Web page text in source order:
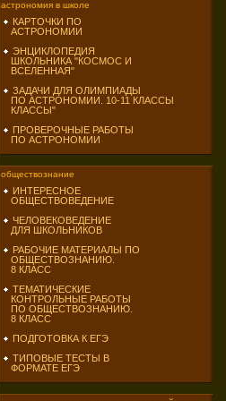
астрономия в школе
КАРТОЧКИ ПО
АСТРОНОМИИ
ЭНЦИКЛОПЕДИЯ
ШКОЛЬНИКА "КОСМОС И
ВСЕЛЕННАЯ"
ЗАДАЧИ ДЛЯ ОЛИМПИАДЫ
ПО АСТРОНОМИИ. 10-11 КЛАССЫ
КЛАССЫ"
ПРОВЕРОЧНЫЕ РАБОТЫ
ПО АСТРОНОМИИ
обществознание
ИНТЕРЕСНОЕ
ОБЩЕСТВОВЕДЕНИЕ
ЧЕЛОВЕКОВЕДЕНИЕ
ДЛЯ ШКОЛЬНИКОВ
РАБОЧИЕ МАТЕРИАЛЫ ПО
ОБЩЕСТВОЗНАНИЮ.
8 КЛАСС
ТЕМАТИЧЕСКИЕ
КОНТРОЛЬНЫЕ РАБОТЫ
ПО ОБЩЕСТВОЗНАНИЮ.
8 КЛАСС
ПОДГОТОВКА К ЕГЭ
ТИПОВЫЕ ТЕСТЫ В
ФОРМАТЕ ЕГЭ